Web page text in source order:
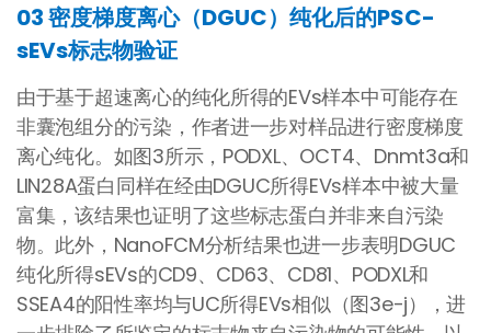
03 密度梯度离心（DGUC）纯化后的PSC-
sEVs标志物验证
由于基于超速离心的纯化所得的EVs样本中可能存在
非囊泡组分的污染，作者进一步对样品进行密度梯度
离心纯化。如图3所示，PODXL、OCT4、Dnmt3a和
LIN28A蛋白同样在经由DGUC所得EVs样本中被大量
富集，该结果也证明了这些标志蛋白并非来自污染
物。此外，NanoFCM分析结果也进一步表明DGUC
纯化所得sEVs的CD9、CD63、CD81、PODXL和
SSEA4的阳性率均与UC所得EVs相似（图3e-j），进